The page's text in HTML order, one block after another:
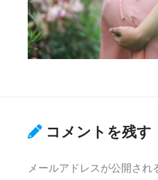
コメントを残す
メールアドレスが公開され